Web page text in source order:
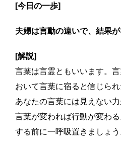
[今日の一歩]
夫婦は言動の違いで、結果
[解説]
言葉は言霊ともいいます。
おいて言葉に宿ると信じら
あなたの言葉には見えない
言葉が変われば行動が変わ
する前に一呼吸置きましょう